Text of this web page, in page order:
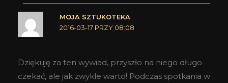
MOJA SZTUKOTEKA
2016-03-17 PRZY 08:08
Dziękuję za ten wywiad, przyszło na niego długo
czekać, ale jak zwykle warto! Podczas spotkania w